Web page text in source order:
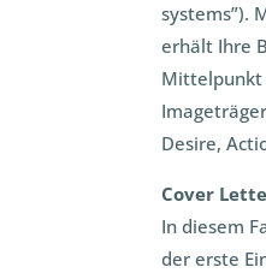
systems”).
erhält Ihre
Mittelpunkt
Desire,
Cover
In diesem
der erste